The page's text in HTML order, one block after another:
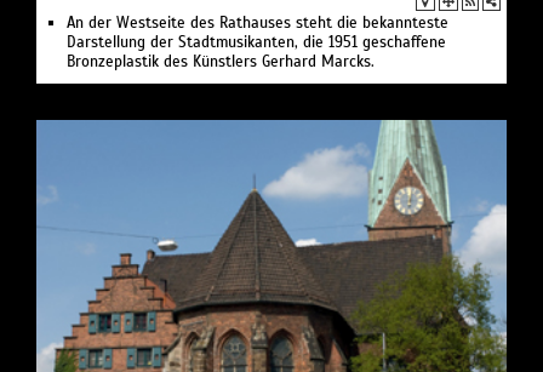
An der Westseite des Rathauses steht die bekannteste
Darstellung der Stadtmusikanten, die 1951 geschaffene
Bronzeplastik des Künstlers Gerhard Marcks.